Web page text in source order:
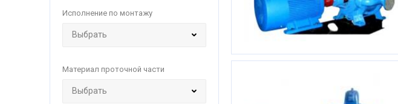
Исполнение по монтажу
Материал проточной части